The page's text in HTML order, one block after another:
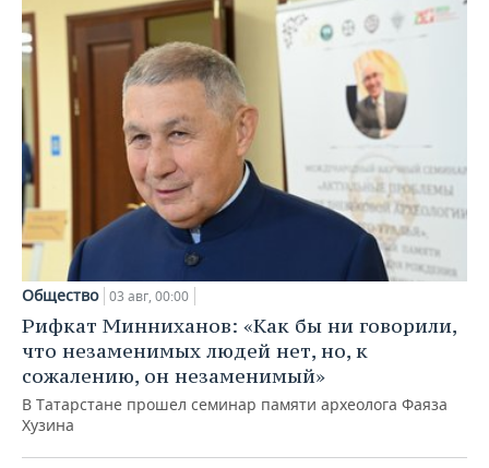
Общество 03 авг, 00:00
Рифкат Минниханов: «Как бы ни говорили,
что незаменимых людей нет, но, к
сожалению, он незаменимый»
В Татарстане прошел семинар памяти археолога Фаяза
Хузина